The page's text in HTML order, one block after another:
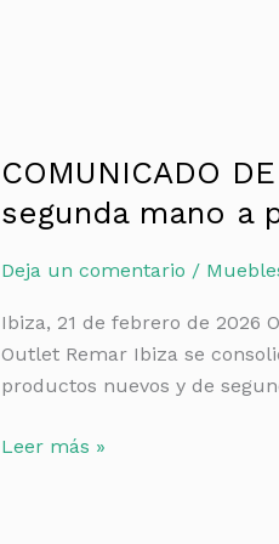
COMUNICADO
segunda mano a
Deja un comentario /
Ibiza, 21 de febrero de 2026
Outlet Remar Ibiza se
productos nuevos y de
COMUNICADO
PRENSA
–
Remar
Ibiza:
muebles
y
Leer más »